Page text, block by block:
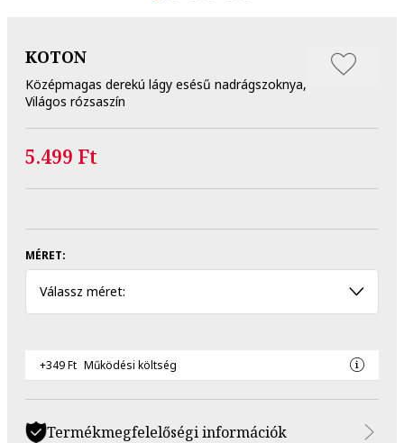
KOTON
Középmagas derekú lágy esésű nadrágszoknya,
Világos rózsaszín
5.499 Ft
MÉRET:
Válassz méret:
+349 Ft Működési költség
Termékmegfelelőségi információk